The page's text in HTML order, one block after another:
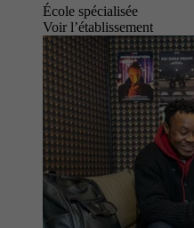
École spécialisée
Voir l’établissement